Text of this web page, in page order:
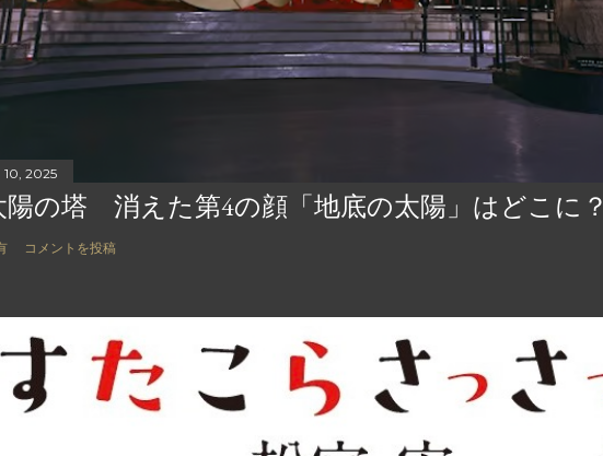
10, 2025
陽の塔 消えた第4の顔「地底の太陽」はどこに？
コメントを投稿